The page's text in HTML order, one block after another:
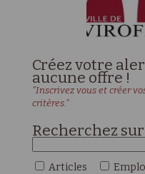
Créez votre
aucune offre !
"Inscrivez vous et créer
critères."
Recherchez
Articles